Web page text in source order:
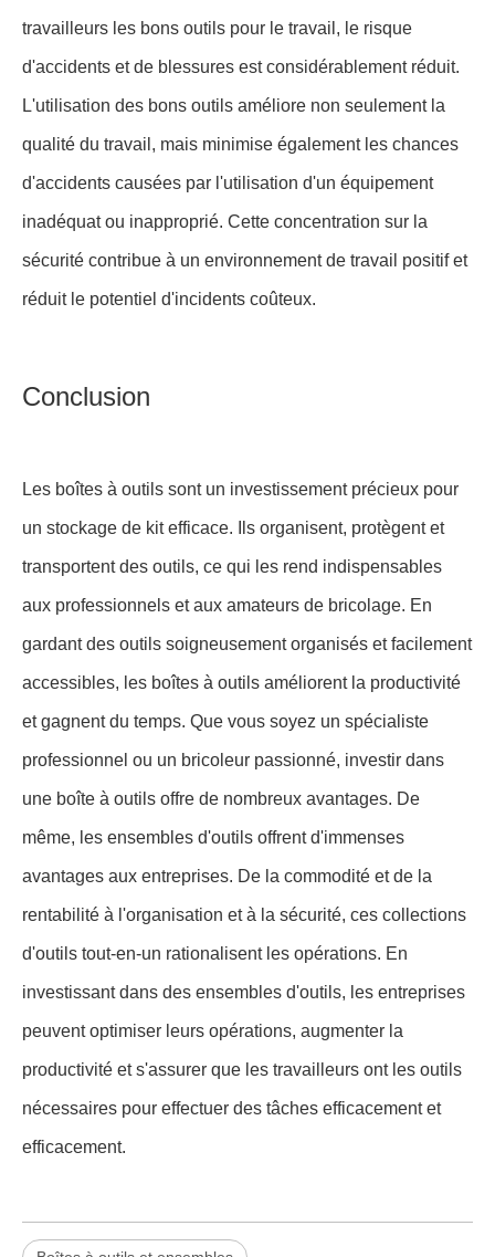
travailleurs les bons outils pour le travail, le risque
d'accidents et de blessures est considérablement réduit.
L'utilisation des bons outils améliore non seulement la
qualité du travail, mais minimise également les chances
d'accidents causées par l'utilisation d'un équipement
inadéquat ou inapproprié. Cette concentration sur la
sécurité contribue à un environnement de travail positif et
réduit le potentiel d'incidents coûteux.
Conclusion
Les boîtes à outils sont un investissement précieux pour
un stockage de kit efficace. Ils organisent, protègent et
transportent des outils, ce qui les rend indispensables
aux professionnels et aux amateurs de bricolage. En
gardant des outils soigneusement organisés et facilement
accessibles, les boîtes à outils améliorent la productivité
et gagnent du temps. Que vous soyez un spécialiste
professionnel ou un bricoleur passionné, investir dans
une boîte à outils offre de nombreux avantages. De
même, les ensembles d'outils offrent d'immenses
avantages aux entreprises. De la commodité et de la
rentabilité à l'organisation et à la sécurité, ces collections
d'outils tout-en-un rationalisent les opérations. En
investissant dans des ensembles d'outils, les entreprises
peuvent optimiser leurs opérations, augmenter la
productivité et s'assurer que les travailleurs ont les outils
nécessaires pour effectuer des tâches efficacement et
efficacement.